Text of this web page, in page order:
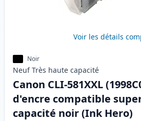
Voir les détails
Noir
Neuf Très haute capacité
Canon CLI-581XXL
d'encre compatible
capacité noir (Ink Hero)